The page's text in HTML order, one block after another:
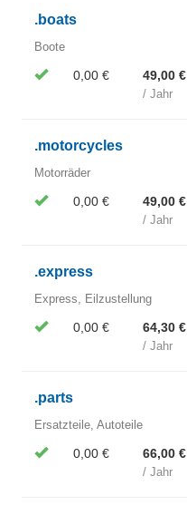
.boats
Boote
0,00 € 49,00 €
/ Jahr
.motorcycles
Motorräder
0,00 € 49,00 €
/ Jahr
.express
Express, Eilzustellung
0,00 € 64,30 €
/ Jahr
.parts
Ersatzteile, Autoteile
0,00 € 66,00 €
/ Jahr